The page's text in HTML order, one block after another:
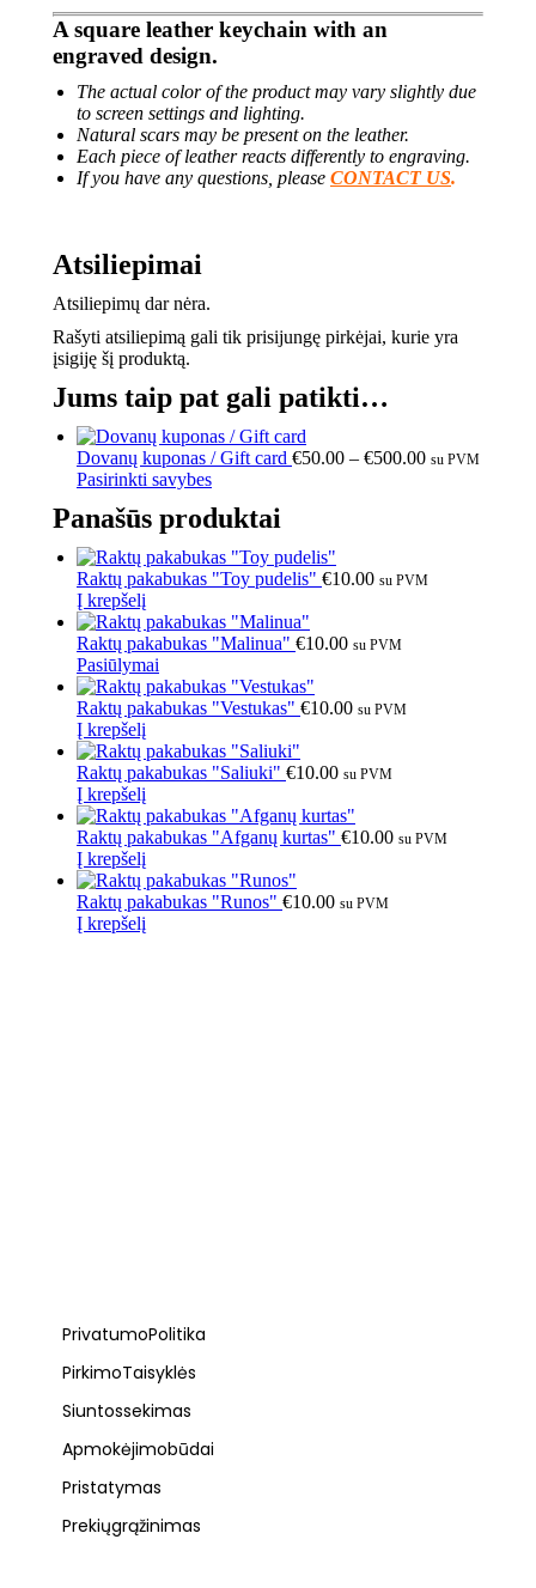
A square leather keychain with an
engraved design.
The actual color of the product may vary slightly due
to screen settings and lighting.
Natural scars may be present on the leather.
Each piece of leather reacts differently to engraving.
If you have any questions, please CONTACT US.
Atsiliepimai
Atsiliepimų dar nėra.
Rašyti atsiliepimą gali tik prisijungę pirkėjai, kurie yra
įsigiję šį produktą.
Jums taip pat gali patikti…
Dovanų kuponas / Gift card €50.00 – €500.00 su PVM
Pasirinkti savybes
Panašūs produktai
Raktų pakabukas "Toy pudelis" €10.00 su PVM
Į krepšelį
Raktų pakabukas "Malinua" €10.00 su PVM
Pasiūlymai
Raktų pakabukas "Vestukas" €10.00 su PVM
Į krepšelį
Raktų pakabukas "Saliuki" €10.00 su PVM
Į krepšelį
Raktų pakabukas "Afganų kurtas" €10.00 su PVM
Į krepšelį
Raktų pakabukas "Runos" €10.00 su PVM
Į krepšelį
Privatumo Politika
Pirkimo Taisyklės
Siuntos sekimas
Apmokėjimo būdai
Pristatymas
Prekių grąžinimas